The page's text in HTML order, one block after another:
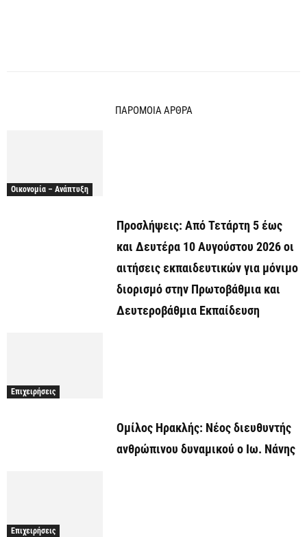
ΠΑΡΟΜΟΙΑ ΑΡΘΡΑ
Οικονομία – Ανάπτυξη
Προσλήψεις: Από Τετάρτη 5 έως
και Δευτέρα 10 Αυγούστου 2026 οι
αιτήσεις εκπαιδευτικών για μόνιμο
διορισμό στην Πρωτοβάθμια και
Δευτεροβάθμια Εκπαίδευση
Επιχειρήσεις
Ομίλος Ηρακλής: Νέος διευθυντής
ανθρώπινου δυναμικού ο Ιω. Νάνης
Επιχειρήσεις